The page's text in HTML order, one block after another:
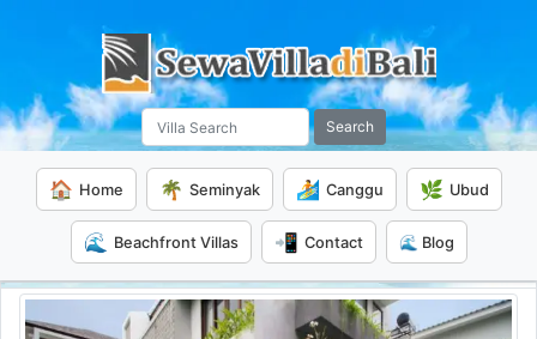
Search
🏠 Home 🌴 Seminyak 🏄 Canggu 🌿 Ubud
🌊 Beachfront Villas 📲 Contact 🌊 Blog